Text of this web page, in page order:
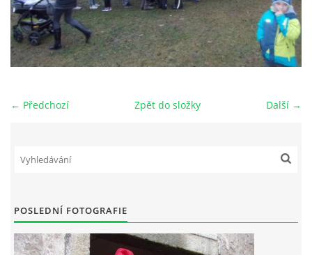
← Předchozí Další →
Zpět do složky
POSLEDNÍ FOTOGRAFIE